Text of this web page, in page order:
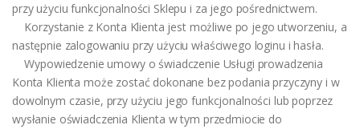
przy użyciu funkcjonalności Sklepu i za jego pośrednictwem.
Korzystanie z Konta Klienta jest możliwe po jego utworzeniu, a
następnie zalogowaniu przy użyciu właściwego loginu i hasła.
Wypowiedzenie umowy o świadczenie Usługi prowadzenia
Konta Klienta może zostać dokonane bez podania przyczyny i w
dowolnym czasie, przy użyciu jego funkcjonalności lub poprzez
wysłanie oświadczenia Klienta w tym przedmiocie do